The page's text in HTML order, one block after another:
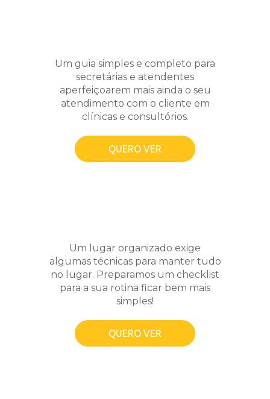
Um guia simples e completo para
secretárias e atendentes
aperfeiçoarem mais ainda o seu
atendimento com o cliente em
clínicas e consultórios.
QUERO VER
Um lugar organizado exige
algumas técnicas para manter tudo
no lugar. Preparamos um checklist
para a sua rotina ficar bem mais
simples!
QUERO VER